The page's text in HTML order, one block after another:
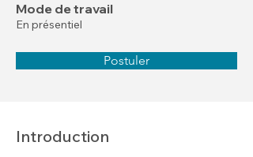
Mode de travail
En présentiel
Postuler
Introduction